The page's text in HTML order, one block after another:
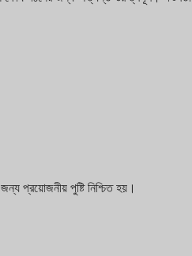
প্রয়োজনীয় পুষ্টি নিশ্চিত হয়।